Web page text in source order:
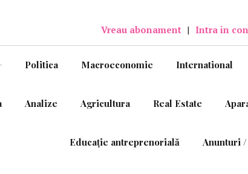
Vreau abonament | Intra in
Politica Macroeconomie International
Analize Agricultura Real Estate
Educație antreprenorială Anunturi